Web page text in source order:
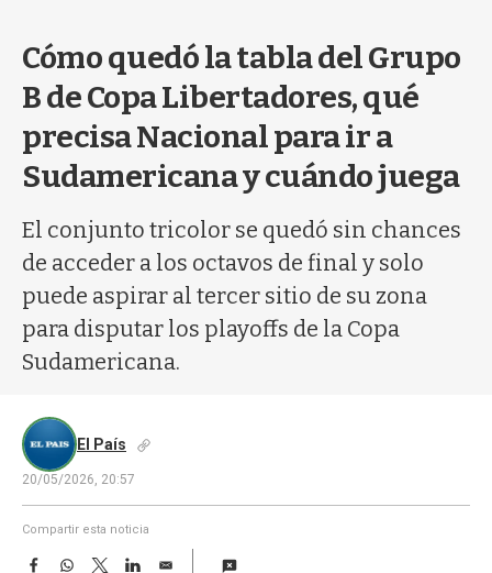
Cómo quedó la tabla del Grupo
B de Copa Libertadores, qué
precisa Nacional para ir a
Sudamericana y cuándo juega
El conjunto tricolor se quedó sin chances
de acceder a los octavos de final y solo
puede aspirar al tercer sitio de su zona
para disputar los playoffs de la Copa
Sudamericana.
El País
20/05/2026, 20:57
Compartir esta noticia
F
W
T
L
E